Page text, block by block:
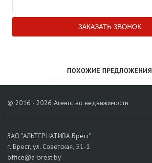
ПОХОЖИЕ ПРЕДЛОЖЕНИЯ
© 2016 - 2026 Агентство недвижимости
ЗАО "АЛЬТЕРНАТИВА Брест"
г. Брест, ул. Советская, 51-1
office@a-brest.by